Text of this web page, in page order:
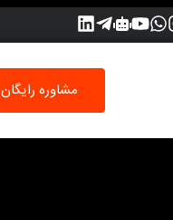
مشاوره رایگان